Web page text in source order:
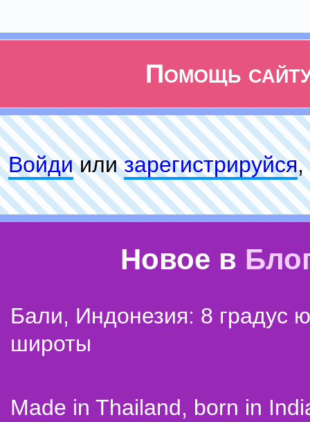
Помощь
Войдиилизарeгиcтpируйся,
Новое в
Бали, Индонезия: 8 градус
широты
Made in Thailand, born in